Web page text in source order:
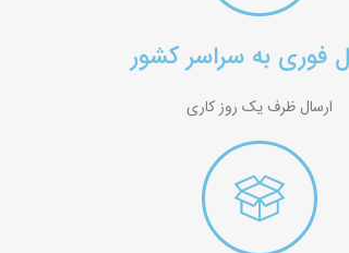
فوری به سراسر کشور
ارسال ظرف یک روز کاری